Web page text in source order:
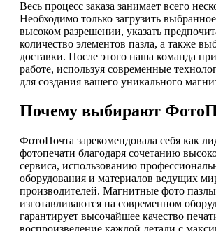
Весь процесс заказа занимает всего
Необходимо только загрузить
высоком разрешении, указать
количество элементов пазла, а также
доставки. После этого наша команда
работе, используя современные
для создания вашего уникального
Почему выбирают
ФотоПочта зарекомендовала себя как
фотопечати благодаря сочетанию
сервиса, использованию
оборудования и материалов ведущих
производителей. Магнитные фото пазлы
изготавливаются на современном
гарантирует высочайшее качество